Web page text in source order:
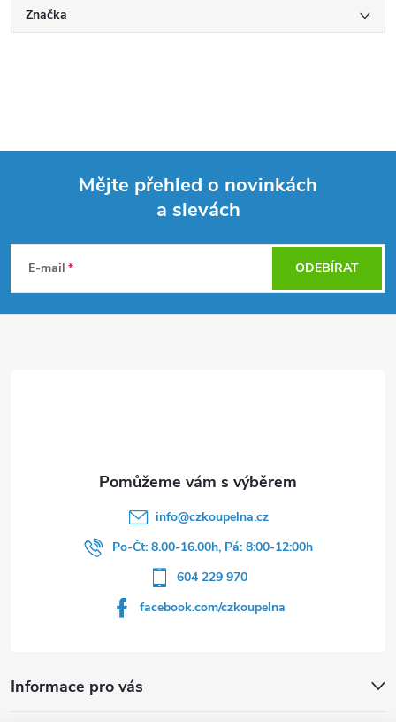
Značka
p
Mějte přehled o novinkách
a slevách
E-mail ODEBÍRAT
Informace pro vás
info@czkoupelna.cz
Po-Čt: 8.00-16.00h, Pá: 8:00-12:00h
604 229 970
facebook.com/czkoupelna